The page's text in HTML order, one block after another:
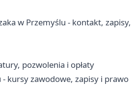
w Przemyślu - kontakt, zapisy,
pozwolenia i opłaty
kursy zawodowe, zapisy i prawo